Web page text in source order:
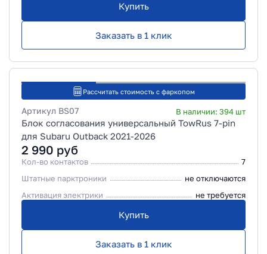
Купить
Заказать в 1 клик
Рассчитать стоимость с фаркопом
Артикул BS07 В наличии: 394 шт
Блок согласования универсальный TowRus 7-pin
для Subaru Outback 2021-2026
2 990 руб
Кол-во контактов
7
Штатные парктроники
не отключаются
Активация электрики
не требуется
Купить
Заказать в 1 клик